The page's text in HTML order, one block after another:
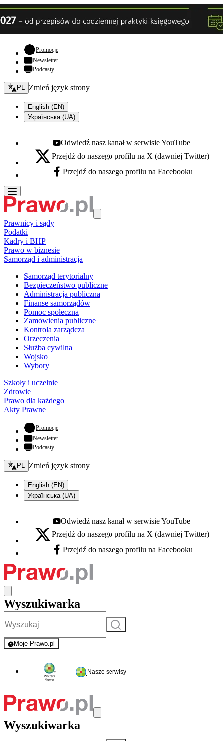
Promocje- otwiera się w nowej karcie
Newsletter
Podcasty
Zmień język - bieżący:
PL Zmień język strony
English (EN)
Українська (UA)
Youtube - otwiera się w nowej karcie
Odwiedź nasz kanał w serwisie YouTube
X - otwiera się w nowej karcie
Przejdź do naszego profilu na X (dawniej Twitter)
Facebook - otwiera się w nowej karcie
Przejdź do naszego profilu na Facebooku
Prawnicy i sądy
Podatki
Kadry i BHP
Prawo w biznesie
Samorząd i administracja
Samorząd terytorialny
Bezpieczeństwo publiczne
Administracja publiczna
Finanse samorządów
Pomoc społeczna
Zamówienia publiczne
Kontrola zarządcza
Orzeczenia
Służba cywilna
Wojsko
Wybory
Szkoły i uczelnie
Zdrowie
Prawo dla każdego
Akty Prawne
Promocje- otwiera się w nowej karcie
Newsletter
Podcasty
Zmień język - bieżący:
PL Zmień język strony
English (EN)
Українська (UA)
Youtube - otwiera się w nowej karcie
Odwiedź nasz kanał w serwisie YouTube
X - otwiera się w nowej karcie
Przejdź do naszego profilu na X (dawniej Twitter)
Facebook - otwiera się w nowej karcie
Przejdź do naszego profilu na Facebooku
Wyszukiwarka
Szukaj
Moje Prawo.pl
- rejestracja i logowanie do serwisu
Nasze serwisy
Wyszukiwarka